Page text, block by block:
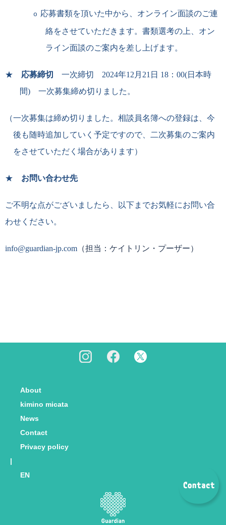
o 応募書類を頂いた中から、オンライン面談のご連
絡をさせていただきます。 書類選考の上、オン
ライン面談のご案内を差し上げます。
★ 応募締切 一次締切 2024年12月 21 日 18 ： 00(日本時
間) 一次募集締め切りました。
（一次募集は締め切りました。相談員名簿への登録は、今
後も随時追加していく予定ですので、二次募集のご案内
をさせていただく場合があります）
★ お問い合わせ先
ご不明な点がございましたら、以下までお気軽にお問い合
わせください。
info@guardian-jp.com （担当：ケイトリン・プーザー）
About
kimino micata
News
Contact
Privacy policy
|
EN